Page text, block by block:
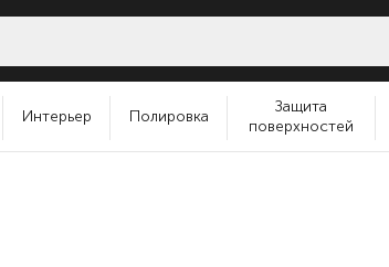
Интерьер Полировка
Защита
поверхностей